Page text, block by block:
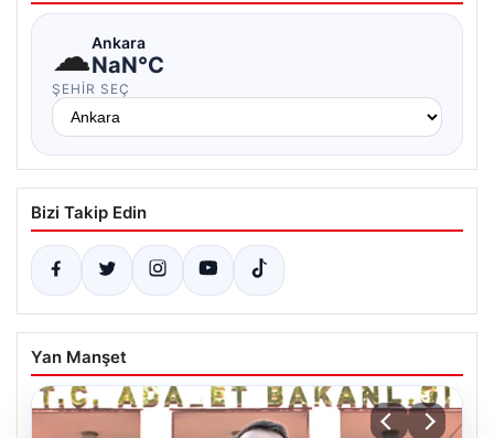
☁Ankara
NaN°C
ŞEHIR SEÇ
Bizi Takip Edin
Yan Manşet